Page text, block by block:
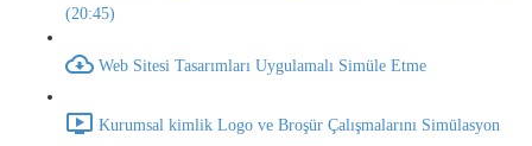
(20:45)
Web Sitesi Tasarımları Uygulamalı Simüle Etme
Kurumsal kimlik Logo ve Broşür Çalışmalarını Simülasyon